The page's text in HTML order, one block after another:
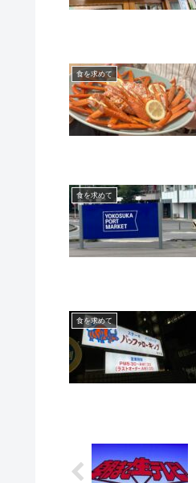
食を求めて
食を求めて
食を求めて